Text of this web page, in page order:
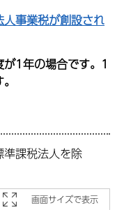
人事業税が創設され
1年の場合です。1
準課税法人を除
画面サイズで表示